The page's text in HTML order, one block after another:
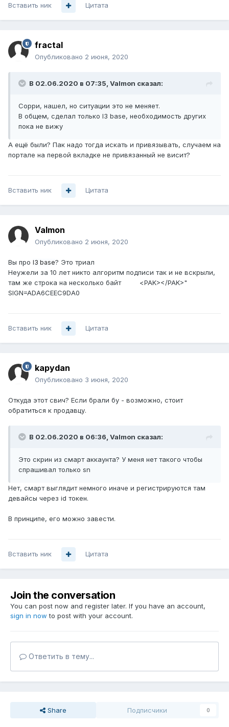
Вставить ник Цитата
fractal
Опубликовано 2 июня, 2020
В 02.06.2020 в 07:35, Valmon сказал:
Сорри, нашел, но ситуации это не меняет.
В общем, сделал только l3 base, необходимость других
пока не вижу
А ещё были? Пак надо тогда искать и привязывать, случаем на
портале на первой вкладке не привязанный не висит?
Вставить ник Цитата
Valmon
Опубликовано 2 июня, 2020
Вы про l3 base? Это триал
Неужели за 10 лет никто алгоритм подписи так и не вскрыли,
там же строка на несколько байт <PAK></PAK>"
SIGN=ADA6CEEC9DA0
Вставить ник Цитата
kapydan
Опубликовано 3 июня, 2020
Откуда этот свич? Если брали бу - возможно, стоит
обратиться к продавцу.
В 02.06.2020 в 06:36, Valmon сказал:
Это скрин из смарт аккаунта? У меня нет такого чтобы
спрашивал только sn
Нет, смарт выглядит немного иначе и регистрируются там
девайсы через id токен.
В принципе, его можно завести.
Вставить ник Цитата
Join the conversation
You can post now and register later. If you have an account,
sign in now to post with your account.
Ответить в тему...
Share Подписчики 0